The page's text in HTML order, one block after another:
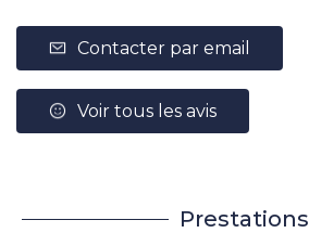
Contacter par email
Voir tous les avis
Prestations